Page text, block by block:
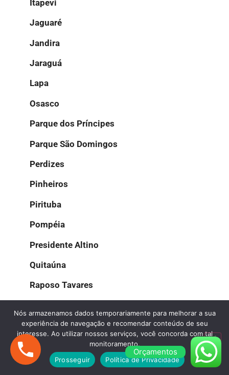
Itapevi
Jaguaré
Jandira
Jaraguá
Lapa
Osasco
Parque dos Príncipes
Parque São Domingos
Perdizes
Pinheiros
Pirituba
Pompéia
Presidente Altino
Quitaúna
Raposo Tavares
Santana de Parnaíba
Sumaré
Taboão da Serra
Orçamentos
Nós armazenamos dados temporariamente para melhorar a sua
experiência de navegação e recomendar conteúdo de seu
interesse. Ao utilizar nossos serviços, você concorda com tal
monitoramento.
Prosseguir
Política de Privacidade